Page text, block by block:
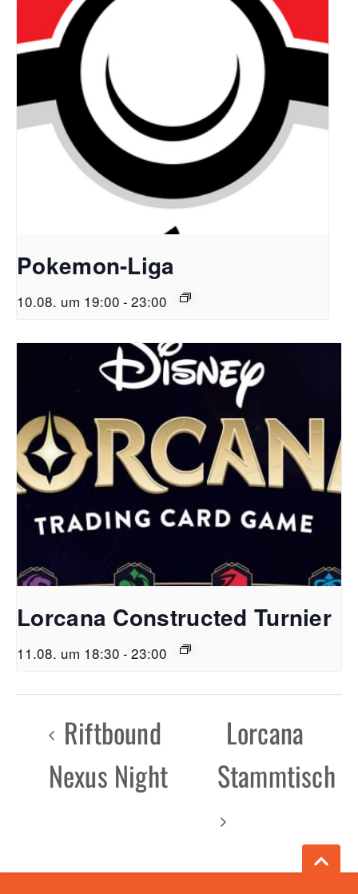
Pokemon-Liga
10.08. um 19:00 - 23:00
Lorcana Constructed Turnier
11.08. um 18:30 - 23:00
Riftbound
Nexus Night
Lorcana
Stammtisch